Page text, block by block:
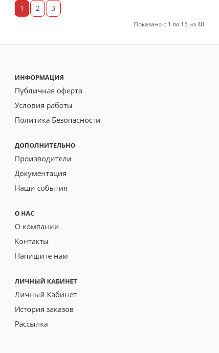
1 2 3
Показано с 1 по 15 из 40
ИНФОРМАЦИЯ
Публичная оферта
Условия работы
Политика Безопасности
ДОПОЛНИТЕЛЬНО
Производители
Документация
Наши события
О НАС
О компании
Контакты
Напишите нам
ЛИЧНЫЙ КАБИНЕТ
Личный Кабинет
История заказов
Рассылка